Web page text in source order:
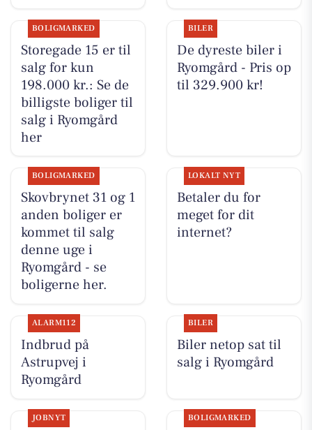
BOLIGMARKED
Storegade 15 er til
salg for kun
198.000 kr.: Se de
billigste boliger til
salg i Ryomgård
her
BILER
De dyreste biler i
Ryomgård - Pris op
til 329.900 kr!
BOLIGMARKED
Skovbrynet 31 og 1
anden boliger er
kommet til salg
denne uge i
Ryomgård - se
boligerne her.
LOKALT NYT
Betaler du for
meget for dit
internet?
ALARM112
Indbrud på
Astrupvej i
Ryomgård
BILER
Biler netop sat til
salg i Ryomgård
JOBNYT BOLIGMARKED